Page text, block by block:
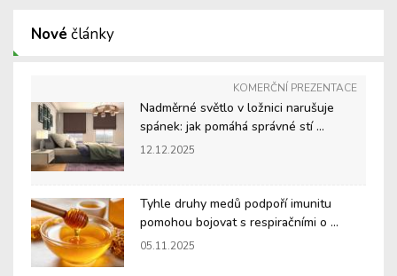
Nové články
KOMERČNÍ PREZENTACE
Nadměrné světlo v ložnici narušuje
spánek: jak pomáhá správné stí ...
12.12.2025
Tyhle druhy medů podpoří imunitu
pomohou bojovat s respiračními o ...
05.11.2025